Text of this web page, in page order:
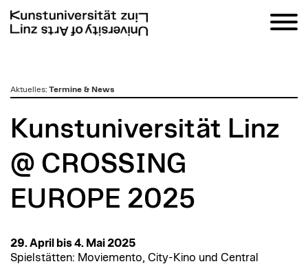
zumAktuelles: Termine & News
Kunstuniversität Linz
@ CROSSING
EUROPE 2025
29. April bis 4. Mai 2025
Spielstätten: Moviemento, City-Kino und Central